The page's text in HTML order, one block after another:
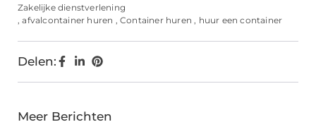
Zakelijke dienstverlening
,afvalcontainer huren ,Container huren , huur een container
Delen:
Meer Berichten